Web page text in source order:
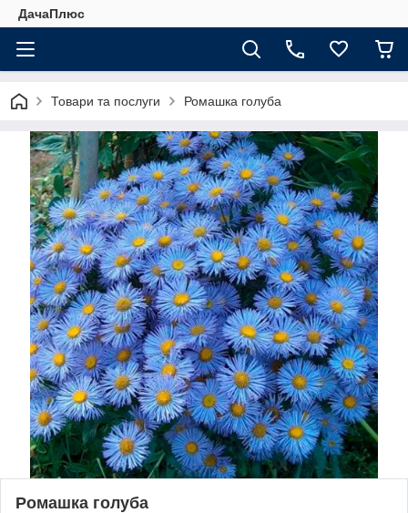
ДачаПлюс
Товари та послуги Ромашка голуба
Ромашка голуба